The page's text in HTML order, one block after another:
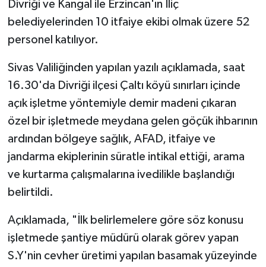
Divriği ve Kangal ile Erzincan'ın İliç
belediyelerinden 10 itfaiye ekibi olmak üzere 52
personel katılıyor.
Sivas Valiliğinden yapılan yazılı açıklamada, saat
16.30'da Divriği ilçesi Çaltı köyü sınırları içinde
açık işletme yöntemiyle demir madeni çıkaran
özel bir işletmede meydana gelen göçük ihbarının
ardından bölgeye sağlık, AFAD, itfaiye ve
jandarma ekiplerinin süratle intikal ettiği, arama
ve kurtarma çalışmalarına ivedilikle başlandığı
belirtildi.
Açıklamada, "İlk belirlemelere göre söz konusu
işletmede şantiye müdürü olarak görev yapan
S.Y'nin cevher üretimi yapılan basamak yüzeyinde